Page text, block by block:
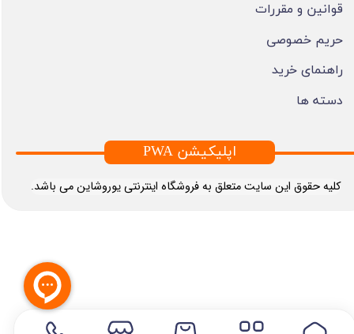
​کلیه حقوق این سایت متعلق به فروشگاه اینترنتی یوروشاین می باشد.
قوانین و مقررات
حریم خصوصی
راهنمای خرید
دسته ها
PWA اپلیکیشن